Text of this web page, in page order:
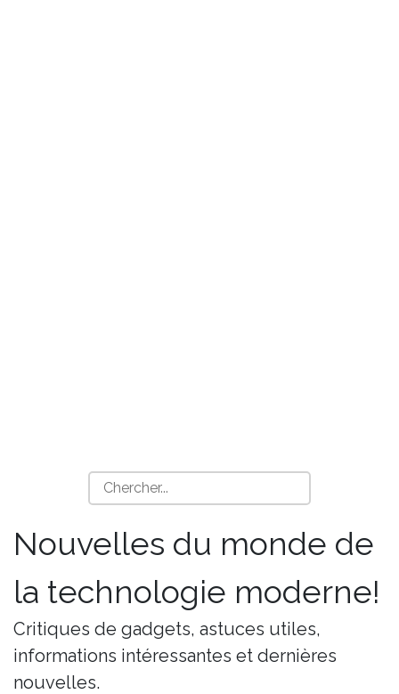
Nouvelles du monde de
la technologie moderne!
Critiques de gadgets, astuces utiles,
informations intéressantes et dernières
nouvelles.